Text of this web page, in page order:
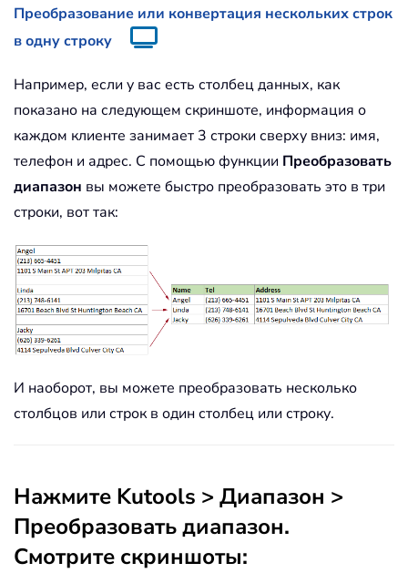
Преобразование или конвертация нескольких строк
в одну строку
Например, если у вас есть столбец данных, как
показано на следующем скриншоте, информация о
каждом клиенте занимает 3 строки сверху вниз: имя,
телефон и адрес. С помощью функции Преобразовать
диапазон вы можете быстро преобразовать это в три
строки, вот так:
И наоборот, вы можете преобразовать несколько
столбцов или строк в один столбец или строку.
Нажмите Kutools > Диапазон >
Преобразовать диапазон.
Смотрите скриншоты: